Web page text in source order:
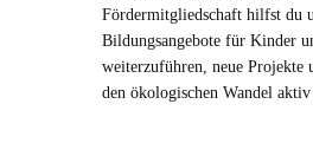
Fördermitgliedschaft hilfst du
Bildungsangebote für Kinder
weiterzuführen, neue Projekte
den ökologischen Wandel